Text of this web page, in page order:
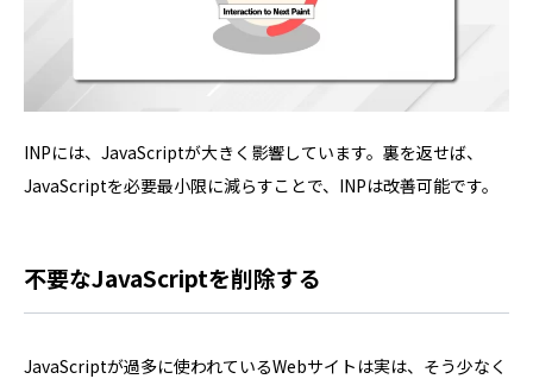
INPには、JavaScriptが大きく影響しています。裏を返せば、
JavaScriptを必要最小限に減らすことで、INPは改善可能です。
不要なJavaScriptを削除する
JavaScriptが過多に使われているWebサイトは実は、そう少なく